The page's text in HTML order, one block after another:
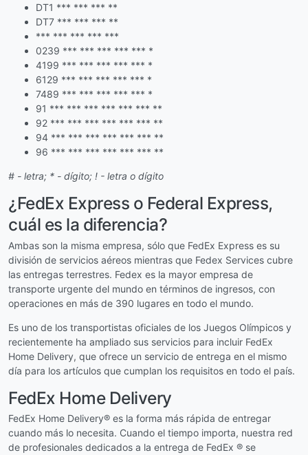
DT1 *** *** *** **
DT7 *** *** *** **
*** *** *** *** ***
0239 *** *** *** *** *** *
4199 *** *** *** *** *** *
6129 *** *** *** *** *** *
7489 *** *** *** *** *** *
91 *** *** *** *** *** *** **
92 *** *** *** *** *** *** **
94 *** *** *** *** *** *** **
96 *** *** *** *** *** *** **
# - letra; * - dígito; ! - letra o dígito
¿FedEx Express o Federal Express,
cuál es la diferencia?
Ambas son la misma empresa, sólo que FedEx Express es su
división de servicios aéreos mientras que Fedex Services cubre
las entregas terrestres. Fedex es la mayor empresa de
transporte urgente del mundo en términos de ingresos, con
operaciones en más de 390 lugares en todo el mundo.
Es uno de los transportistas oficiales de los Juegos Olímpicos y
recientemente ha ampliado sus servicios para incluir FedEx
Home Delivery, que ofrece un servicio de entrega en el mismo
día para los artículos que cumplan los requisitos en todo el país.
FedEx Home Delivery
FedEx Home Delivery® es la forma más rápida de entregar
cuando más lo necesita. Cuando el tiempo importa, nuestra red
de profesionales dedicados a la entrega de FedEx ® se